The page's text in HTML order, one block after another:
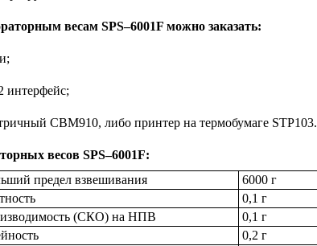
весам SPS–6001F можно заказать:
интерфейс;
CBM910, либо принтер на термобумаге STP103.
весов SPS–6001F:
предел взвешивания
6000 г
0,1 г
(СКО) на НПВ
0,1 г
0,2 г